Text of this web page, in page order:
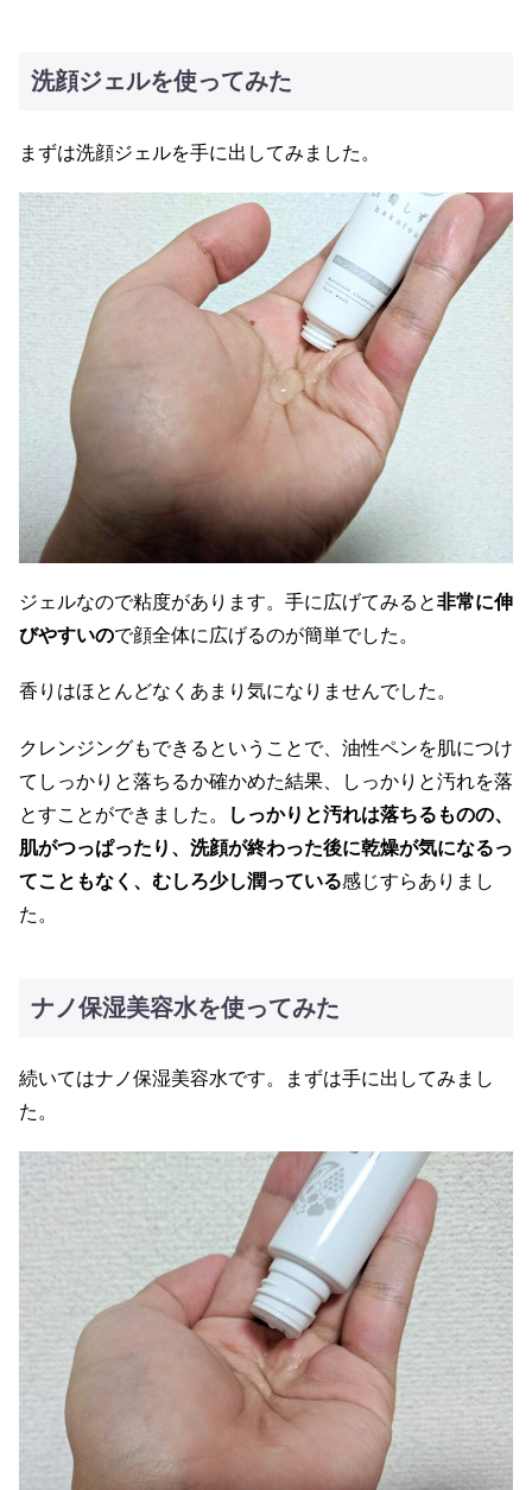
洗顔ジェルを使ってみた
まずは洗顔ジェルを手に出してみました。
ジェルなので粘度があります。手に広げてみると非常に伸
びやすいので顔全体に広げるのが簡単でした。
香りはほとんどなくあまり気になりませんでした。
クレンジングもできるということで、油性ペンを肌につけ
てしっかりと落ちるか確かめた結果、しっかりと汚れを落
とすことができました。
しっかりと汚れは落ちるものの、
肌がつっぱったり、洗顔が終わった後に乾燥が気になるっ
てこともなく、むしろ少し潤っている感じすらありまし
た。
ナノ保湿美容水を使ってみた
続いてはナノ保湿美容水です。まずは手に出してみまし
た。